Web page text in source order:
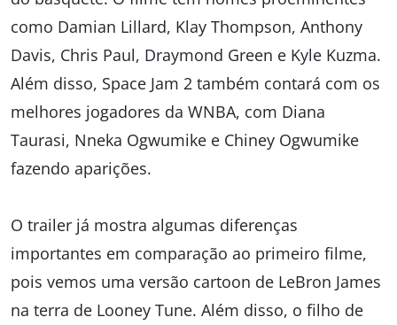
como Damian Lillard, Klay Thompson, Anthony
Davis, Chris Paul, Draymond Green e Kyle Kuzma.
Além disso, Space Jam 2 também contará com os
melhores jogadores da WNBA, com Diana
Taurasi, Nneka Ogwumike e Chiney Ogwumike
fazendo aparições.
O trailer já mostra algumas diferenças
importantes em comparação ao primeiro filme,
pois vemos uma versão cartoon de LeBron James
na terra de Looney Tune. Além disso, o filho de